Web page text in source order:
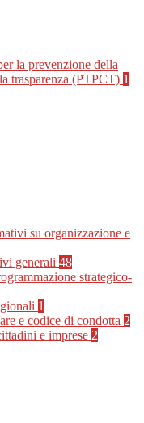
la prevenzione della
trasparenza (PTPCT) 1
su organizzazione e
generali 48
strategico-
1
e codice di condotta 2
e imprese 2